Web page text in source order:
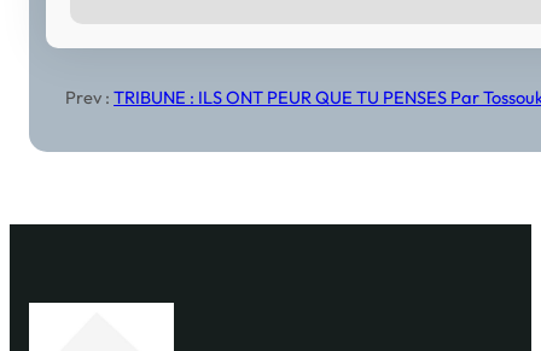
Prev :TRIBUNE : ILS ONT PEUR QUE TU PENSES Par